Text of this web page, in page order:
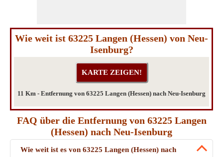
Wie weit ist 63225 Langen (Hessen) von Neu-
Isenburg?
11 Km - Entfernung von 63225 Langen (Hessen) nach Neu-Isenburg
FAQ über die Entfernung von 63225 Langen
(Hessen) nach Neu-Isenburg
Wie weit ist es von 63225 Langen (Hessen) nach